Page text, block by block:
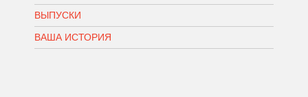
ВЫПУСКИ
ВАША ИСТОРИЯ